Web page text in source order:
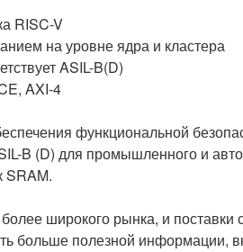
RISC-V
на уровне ядра и кластера
ASIL-B(D)
AXI-4
функциональной
B (D) для промышленного и
SRAM.
широкого рынка, и поставки
больше полезной информации,